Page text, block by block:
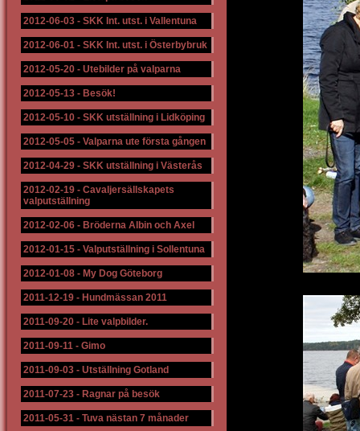
2012-06-03 - SKK Int. utst. i Vallentuna
2012-06-01 - SKK Int. utst. i Österbybruk
2012-05-20 - Utebilder på valparna
2012-05-13 - Besök!
2012-05-10 - SKK utställning i Lidköping
2012-05-05 - Valparna ute första gången
2012-04-29 - SKK utställning i Västerås
2012-02-19 - Cavaljersällskapets
valputställning
2012-02-06 - Bröderna Albin och Axel
2012-01-15 - Valputställning i Sollentuna
2012-01-08 - My Dog Göteborg
2011-12-19 - Hundmässan 2011
2011-09-20 - Lite valpbilder.
2011-09-11 - Gimo
2011-09-03 - Utställning Gotland
2011-07-23 - Ragnar på besök
2011-05-31 - Tuva nästan 7 månader